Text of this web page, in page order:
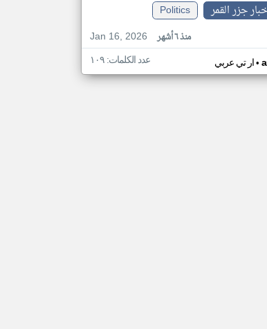
جزر القمر
Politics
Jan 16, 2026
منذ ٦ أشهر
ار تي عربي• عدد الكلمات: ١٠٩